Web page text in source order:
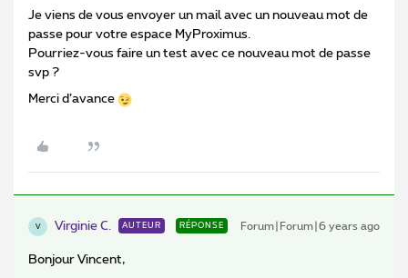
Je viens de vous envoyer un mail avec un nouveau mot de
passe pour votre espace MyProximus.
Pourriez-vous faire un test avec ce nouveau mot de passe
svp ?
Merci d’avance
V Virginie C. AUTEUR RÉPONSE Forum|Forum|6 years ago
Bonjour Vincent,